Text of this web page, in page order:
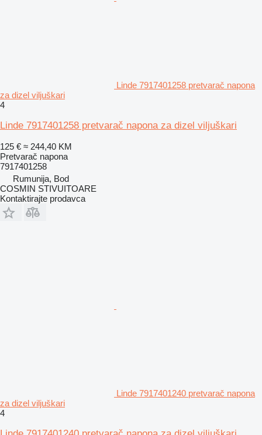
Linde 7917401258 pretvarač napona
za dizel viljuškari
4
Linde 7917401258 pretvarač napona za dizel viljuškari
125 € ≈ 244,40 KM
Pretvarač napona
7917401258
Rumunija, Bod
COSMIN STIVUITOARE
Kontaktirajte prodavca
Linde 7917401240 pretvarač napona
za dizel viljuškari
4